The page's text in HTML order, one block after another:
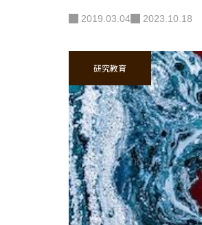
2019.03.04 2023.10.18
研究教育